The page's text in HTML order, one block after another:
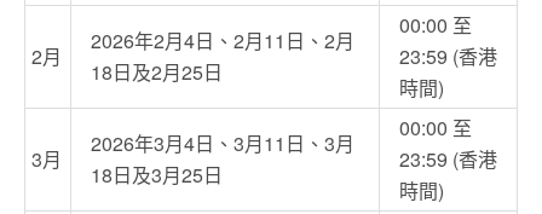
2月
2026年2月4日、2月11日、2月
18日及2月25日
00:00 至
23:59 (香港
時間)
3月
2026年3月4日、3月11日、3月
18日及3月25日
00:00 至
23:59 (香港
時間)